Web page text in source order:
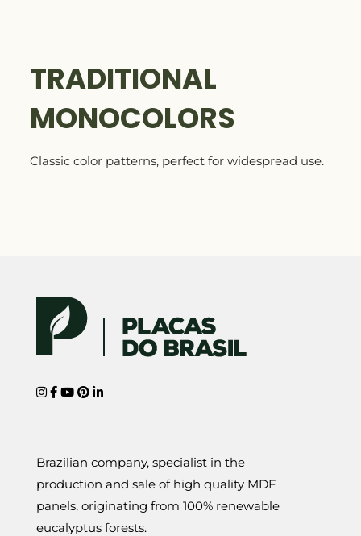
TRADITIONAL
MONOCOLORS
Classic color patterns, perfect for widespread use.
Brazilian company, specialist in the
production and sale of high quality MDF
panels, originating from 100% renewable
eucalyptus forests.